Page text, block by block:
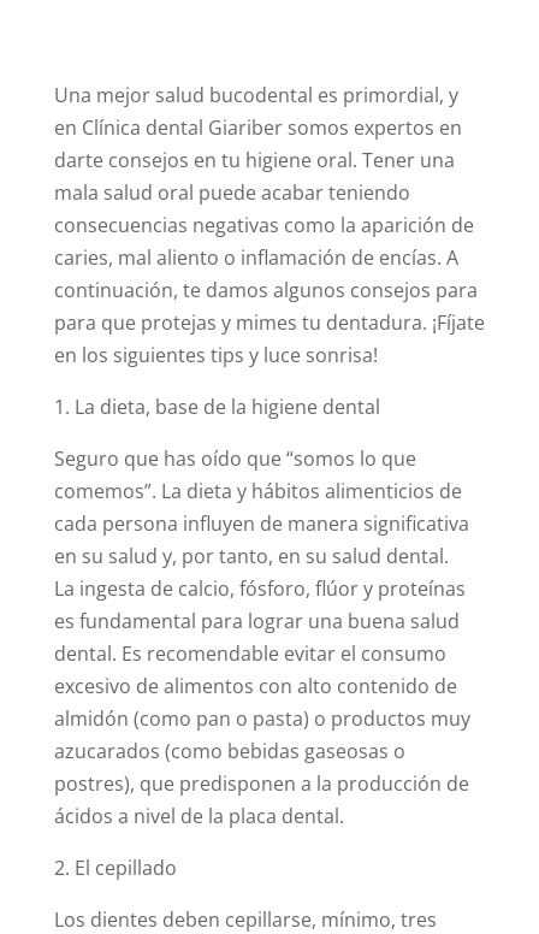
Una mejor salud bucodental es primordial, y
en Clínica dental Giariber somos expertos en
darte consejos en tu higiene oral. Tener una
mala salud oral puede acabar teniendo
consecuencias negativas como la aparición de
caries, mal aliento o inflamación de encías. A
continuación, te damos algunos consejos para
para que protejas y mimes tu dentadura. ¡Fíjate
en los siguientes tips y luce sonrisa!
1. La dieta, base de la higiene dental
Seguro que has oído que “somos lo que
comemos”. La dieta y hábitos alimenticios de
cada persona influyen de manera significativa
en su salud y, por tanto, en su salud dental.
La ingesta de calcio, fósforo, flúor y proteínas
es fundamental para lograr una buena salud
dental. Es recomendable evitar el consumo
excesivo de alimentos con alto contenido de
almidón (como pan o pasta) o productos muy
azucarados (como bebidas gaseosas o
postres), que predisponen a la producción de
ácidos a nivel de la placa dental.
2. El cepillado
Los dientes deben cepillarse, mínimo, tres